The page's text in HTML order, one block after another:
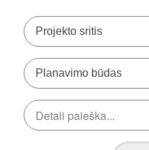
Projekto sritis
Planavimo būdas